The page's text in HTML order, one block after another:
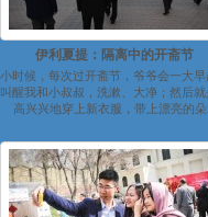
伊利夏提：隔离中的开斋节
小时候，每次过开斋节，爷爷会一大早
叫醒我和小叔叔，洗漱、大净；然后就
高兴兴地穿上新衣服，带上漂亮的朵